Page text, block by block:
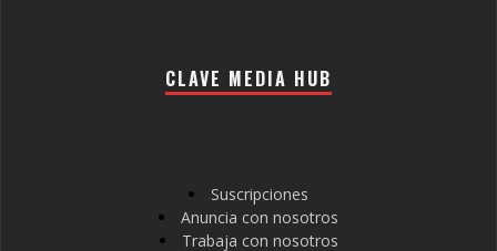
CLAVE MEDIA HUB
Suscripciones
Anuncia con nosotros
Trabaja con nosotros